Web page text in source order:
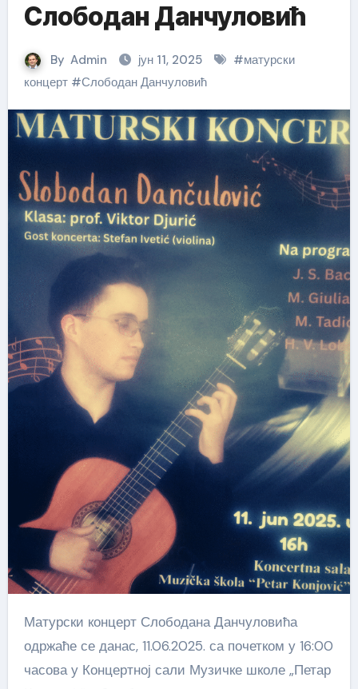
Слободан Данчуловић
By Admin јун 11, 2025 #матурски
концерт#Слободан Данчуловић
Матурски концерт Слободана Данчуловића
одржаће се данас, 11.06.2025. са почетком у 16:00
часова у Концертној сали Музичке школе „Петар